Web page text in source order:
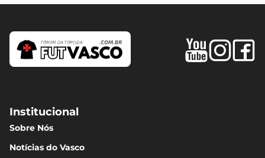
Institucional
Sobre Nós
Notícias do Vasco